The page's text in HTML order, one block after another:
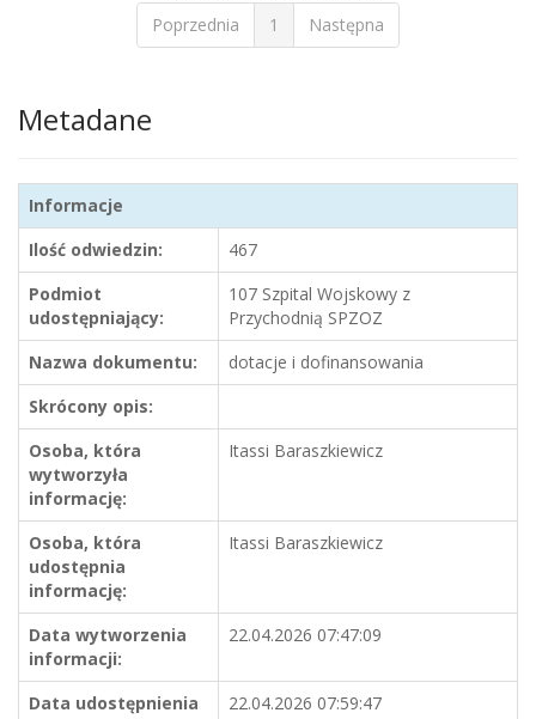
Poprzednia
1 Następna
Metadane
Informacje
Ilość odwiedzin:
467
Podmiot
udostępniający:
107 Szpital Wojskowy z
Przychodnią SPZOZ
Nazwa dokumentu:
dotacje i dofinansowania
Skrócony opis:
Osoba, która
wytworzyła
informację:
Itassi Baraszkiewicz
Osoba, która
udostępnia
informację:
Itassi Baraszkiewicz
Data wytworzenia
informacji:
22.04.2026 07:47:09
Data udostępnienia
22.04.2026 07:59:47